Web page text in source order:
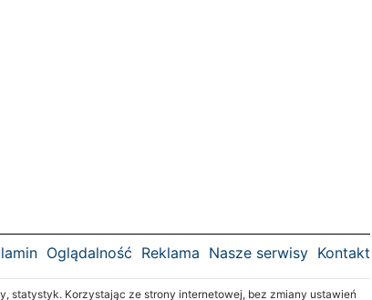
Oglądalność Reklama Nasze serwisy Kontakt
statystyk. Korzystając ze strony internetowej, bez zmiany ustawień